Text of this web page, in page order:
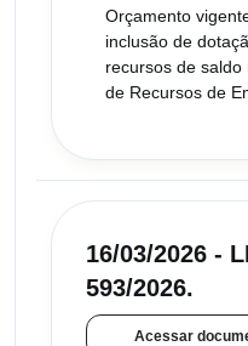
Orçamento
inclusão de
recursos de
de Recursos de
16/03/2026 -
593/2026.
Acessar